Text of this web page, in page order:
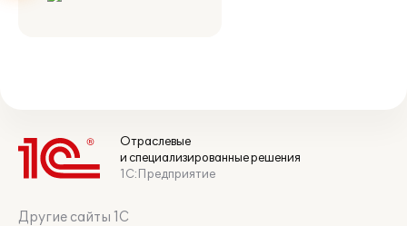
Отраслевые
и специализированные решения
1С:Предприятие
Другие сайты 1С